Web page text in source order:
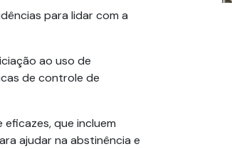
para lidar com a
ao uso de
de controle de
que incluem
ajudar na abstinência e